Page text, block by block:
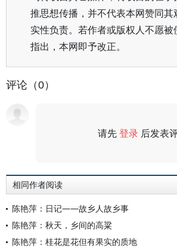
推思想传播，并不代表本网赞同其
实性负责。若作者或版权人不愿被
指出，本网即予改正。
评论（0）
请先登录 后发表
相同作者阅读
陈艳萍：日记——故乡人故乡事
陈艳萍：秋天，乡间的高粱
陈艳萍：桂花是花但有果实的质地